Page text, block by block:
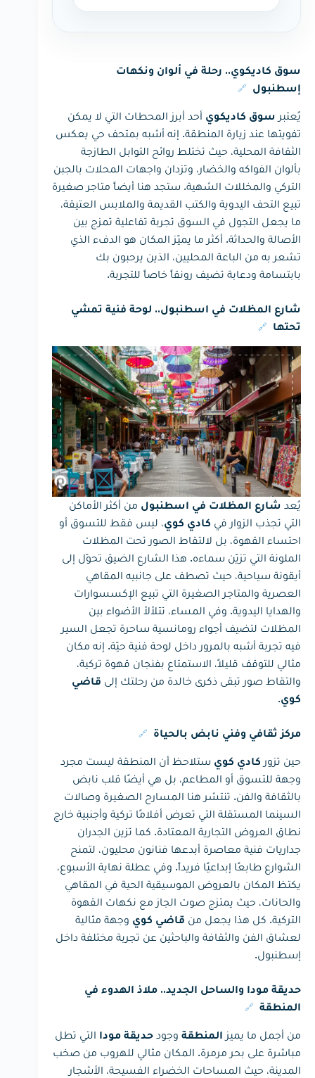
سوق كاديكوي.. رحلة في ألوان ونكهات
إسطنبول
🔗
يُعتبر سوق كاديكوي أحد أبرز المحطات التي لا يمكن
تفويتها عند زيارة المنطقة. إنه أشبه بمتحف حي يعكس
الثقافة المحلية، حيث تختلط روائح التوابل الطازجة
بألوان الفواكه والخضار، وتزدان واجهات المحلات بالجبن
التركي والمخللات الشهية. ستجد هنا أيضاً متاجر صغيرة
تبيع التحف اليدوية والكتب القديمة والملابس العتيقة،
ما يجعل التجول في السوق تجربة تفاعلية تمزج بين
الأصالة والحداثة. أكثر ما يميّز المكان هو الدفء الذي
تشعر به من الباعة المحليين، الذين يرحبون بك
بابتسامة ودعابة تضيف رونقاً خاصاً للتجربة.
شارع المظلات في اسطنبول.. لوحة فنية تمشي
تحتها
🔗
يُعد شارع المظلات في اسطنبول من أكثر الأماكن
التي تجذب الزوار في كادي كوي، ليس فقط للتسوق أو
احتساء القهوة، بل لالتقاط الصور تحت المظلات
الملونة التي تزيّن سماءه. هذا الشارع الضيق تحوّل إلى
أيقونة سياحية، حيث تصطف على جانبيه المقاهي
العصرية والمتاجر الصغيرة التي تبيع الإكسسوارات
والهدايا اليدوية. وفي المساء، تتلألأ الأضواء بين
المظلات لتضيف أجواء رومانسية ساحرة تجعل السير
فيه تجربة أشبه بالمرور داخل لوحة فنية حيّة. إنه مكان
مثالي للتوقف قليلاً، الاستمتاع بفنجان قهوة تركية،
والتقاط صور تبقى ذكرى خالدة من رحلتك إلى قاضي
كوي.
مركز ثقافي وفني نابض بالحياة 🔗
حين تزور كادي كوي ستلاحظ أن المنطقة ليست مجرد
وجهة للتسوق أو المطاعم، بل هي أيضًا قلب نابض
بالثقافة والفن. تنتشر هنا المسارح الصغيرة وصالات
السينما المستقلة التي تعرض أفلامًا تركية وأجنبية خارج
نطاق العروض التجارية المعتادة. كما تزين الجدران
جداريات فنية معاصرة أبدعها فنانون محليون، لتمنح
الشوارع طابعًا إبداعيًا فريداً. وفي عطلة نهاية الأسبوع،
يكتظ المكان بالعروض الموسيقية الحية في المقاهي
والحانات، حيث يمتزج صوت الجاز مع نكهات القهوة
التركية. كل هذا يجعل من قاضي كوي وجهة مثالية
لعشاق الفن والثقافة والباحثين عن تجربة مختلفة داخل
إسطنبول.
حديقة مودا والساحل الجديد.. ملاذ الهدوء في
المنطقة 🔗
من أجمل ما يميز المنطقة وجود حديقة مودا التي تطل
مباشرة على بحر مرمرة. المكان مثالي للهروب من صخب
المدينة، حيث المساحات الخضراء الفسيحة، الأشجار